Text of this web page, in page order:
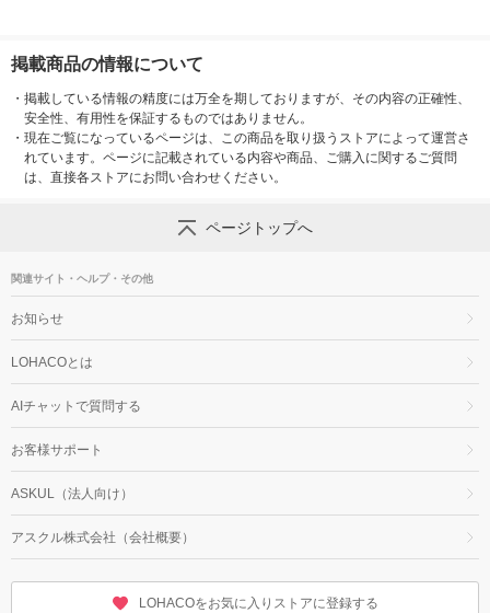
掲載商品の情報について
・ 掲載している情報の精度には万全を期しておりますが、その内容の正確性、
安全性、有用性を保証するものではありません。
・ 現在ご覧になっているページは、この商品を取り扱うストアによって運営さ
れています。ページに記載されている内容や商品、ご購入に関するご質問
は、直接各ストアにお問い合わせください。
ページトップへ
関連サイト・ヘルプ・その他
お知らせ
LOHACOとは
AIチャットで質問する
お客様サポート
ASKUL（法人向け）
アスクル株式会社（会社概要）
LOHACOをお気に入りストアに登録する